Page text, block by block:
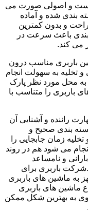
درست و اصولی صورت می
بندی شده و آماده
و بدون کمترین
باعث سرعت در
می کند.
باربری مناسب درون
و تخلیه به سهولت انجام
به محل مورد نظر پارک
باربری را متناسب با
راننده و آشنایی آن
بندی صحیح و
زمان جابجایی را
می شود هم در روند
و نامساعد
باربری برای
به ماشین های باربری
ماشین های باربری
به بهترین شکل ممکن